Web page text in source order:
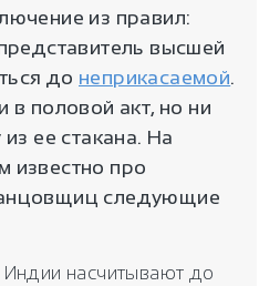
из правил:
высшей
до неприкасаемой.
в половой акт, но ни
ее стакана. На
известно про
следующие
насчитывают до